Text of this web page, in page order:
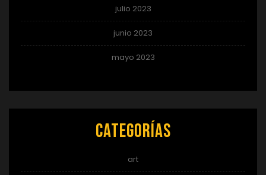
julio 2023
junio 2023
mayo 2023
Categorías
art